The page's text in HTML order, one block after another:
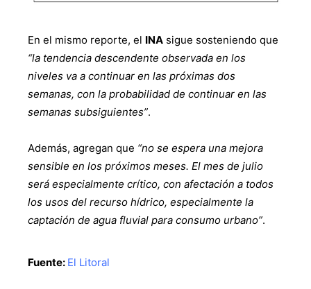
En el mismo reporte, el INA sigue sosteniendo que
“la tendencia descendente observada en los
niveles va a continuar en las próximas dos
semanas, con la probabilidad de continuar en las
semanas subsiguientes”.
Además, agregan que “no se espera una mejora
sensible en los próximos meses. El mes de julio
será especialmente crítico, con afectación a todos
los usos del recurso hídrico, especialmente la
captación de agua fluvial para consumo urbano”.
Fuente: El Litoral